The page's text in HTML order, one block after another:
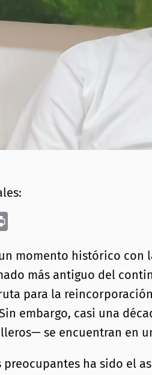
momento histórico
más antiguo del
para la
embargo, casi una
se encuentran en
preocupantes ha sido el